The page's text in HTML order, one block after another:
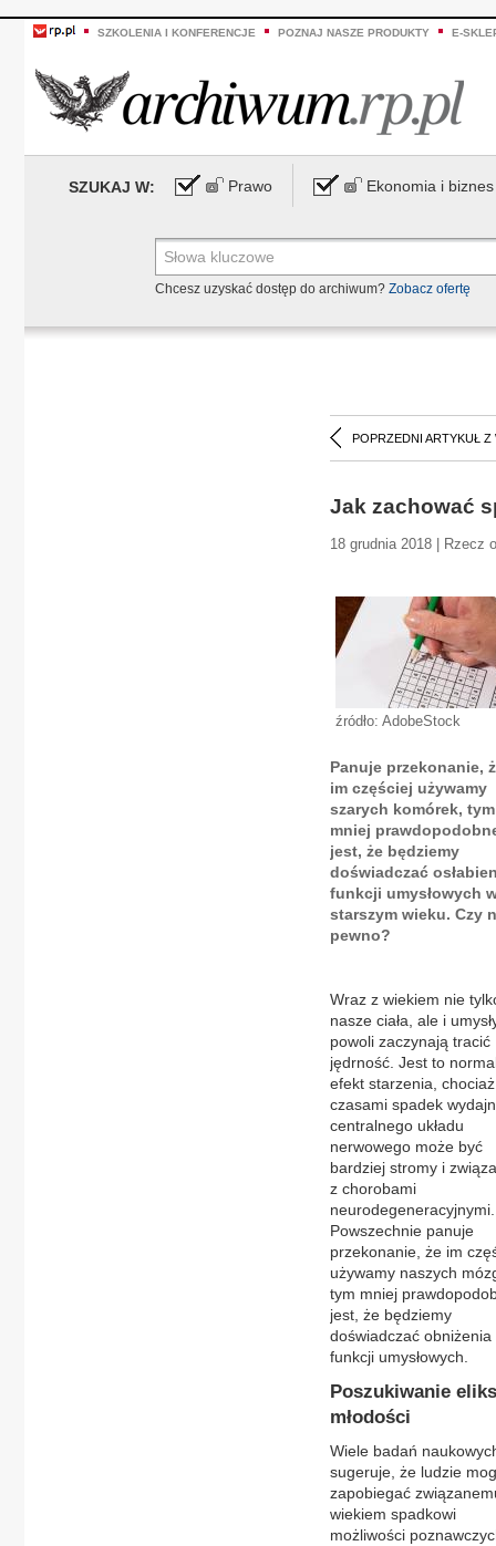
SZKOLENIA I KONFERENCJE POZNAJ NASZE PRODUKTY E-
SZUKAJ W: Prawo Ekonomia i biznes
Chcesz uzyskać dostęp do archiwum? Zobacz ofertę
POPRZEDNI ARTYKUŁ Z
Jak zachować
18 grudnia 2018 | Rzecz
źródło: AdobeStock
Panuje przekonanie,
im częściej używamy
szarych komórek, tym
mniej
jest, że będziemy
doświadczać
funkcji umysłowych
starszym wieku. Czy
pewno?
Wraz z wiekiem nie
nasze ciała, ale i
powoli zaczynają tracić
jędrność. Jest to
efekt starzenia, chociaż
czasami spadek
centralnego układu
nerwowego może być
bardziej stromy i
z chorobami
neurodegeneracyjnymi.
Powszechnie panuje
przekonanie, że im
używamy naszych
tym mniej
jest, że będziemy
doświadczać obniżenia
funkcji umysłowych.
Poszukiwanie
młodości
Wiele badań
sugeruje, że ludzie
zapobiegać
wiekiem spadkowi
możliwości